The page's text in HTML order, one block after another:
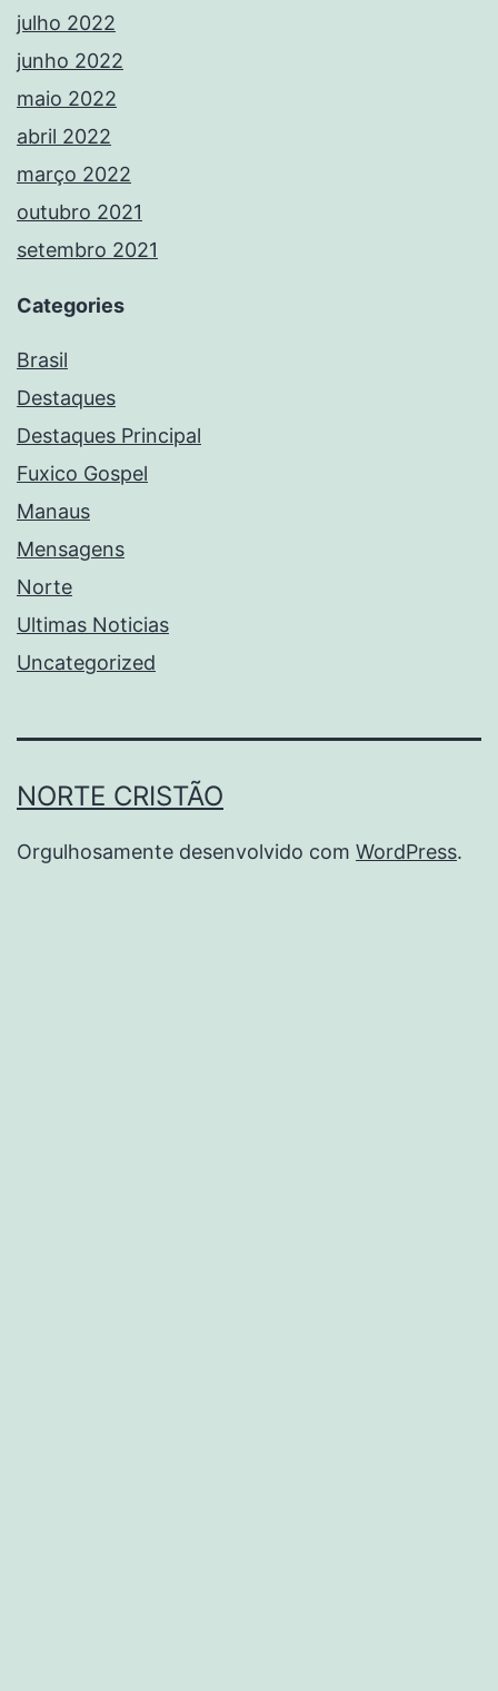
julho 2022
junho 2022
maio 2022
abril 2022
março 2022
outubro 2021
setembro 2021
Categories
Brasil
Destaques
Destaques Principal
Fuxico Gospel
Manaus
Mensagens
Norte
Ultimas Noticias
Uncategorized
NORTE CRISTÃO
Orgulhosamente desenvolvido com WordPress.